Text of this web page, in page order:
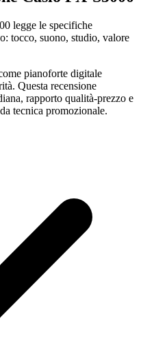
legge le specifiche
tocco, suono, studio, valore
pianoforte digitale
Questa recensione
rapporto qualità-prezzo e
tecnica promozionale.